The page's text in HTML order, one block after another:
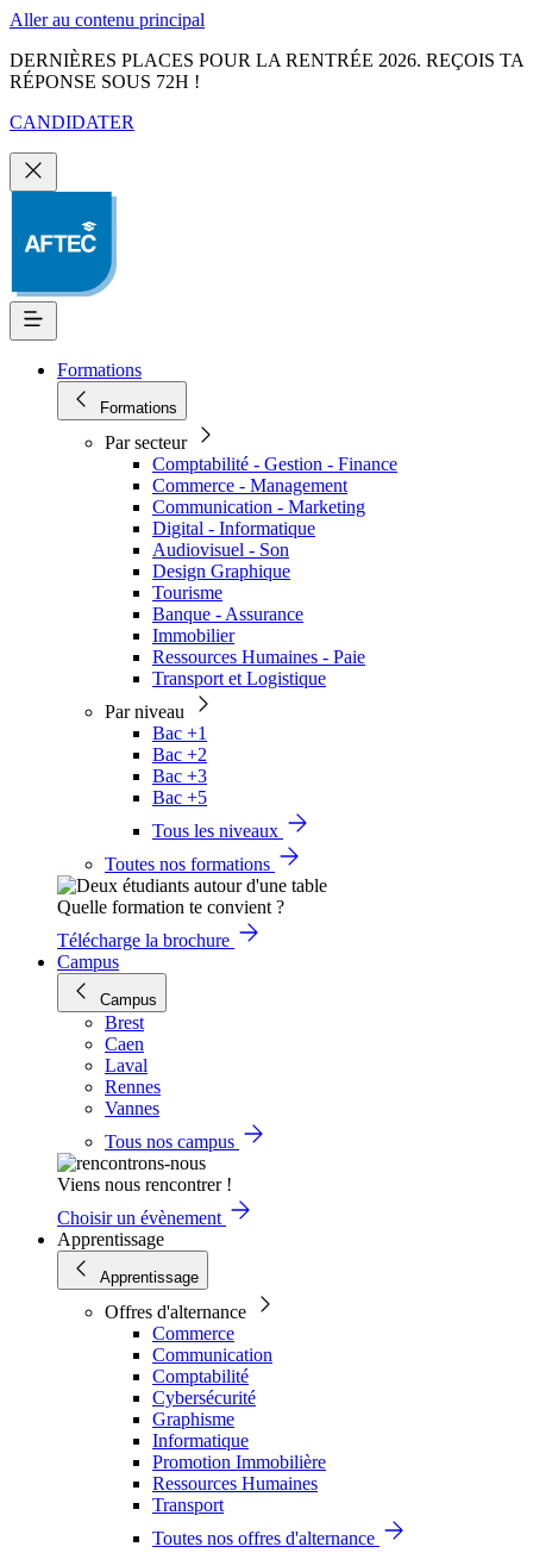
Aller au contenu principal
DERNIÈRES PLACES POUR LA RENTRÉE 2026. REÇOIS TA
RÉPONSE SOUS 72H !
CANDIDATER
Formations
Formations
Par secteur
Comptabilité - Gestion - Finance
Commerce - Management
Communication - Marketing
Digital - Informatique
Audiovisuel - Son
Design Graphique
Tourisme
Banque - Assurance
Immobilier
Ressources Humaines - Paie
Transport et Logistique
Par niveau
Bac +1
Bac +2
Bac +3
Bac +5
Tous les niveaux
Toutes nos formations
Quelle formation te convient ?
Télécharge la brochure
Campus
Campus
Brest
Caen
Laval
Rennes
Vannes
Tous nos campus
Viens nous rencontrer !
Choisir un évènement
Apprentissage
Apprentissage
Offres d'alternance
Commerce
Communication
Comptabilité
Cybersécurité
Graphisme
Informatique
Promotion Immobilière
Ressources Humaines
Transport
Toutes nos offres d'alternance